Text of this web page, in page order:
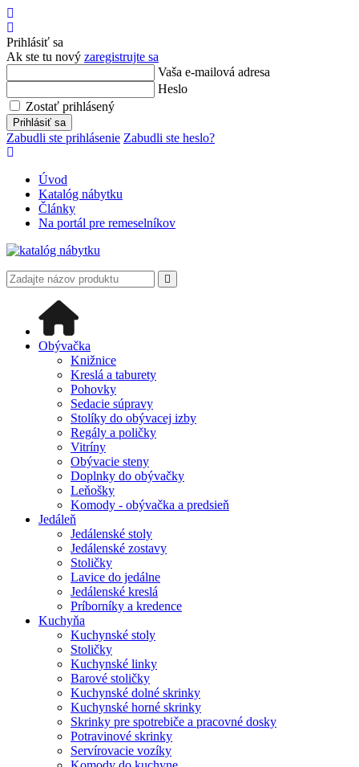
sa
Prihlásiť sa
Ak ste tu nový zaregistrujte sa
Vaša e-mailová adresa
Heslo
Zostať prihlásený
Prihlásiť sa
Zabudli ste prihlásenie Zabudli ste heslo?
Úvod
Katalóg nábytku
Články
Na portál pre remeselníkov
Obývačka
Knižnice
Kreslá a taburety
Pohovky
Sedacie súpravy
Stolíky do obývacej izby
Regály a poličky
Vitríny
Obývacie steny
Doplnky do obývačky
Leňošky
Komody - obývačka a predsieň
Jedáleň
Jedálenské stoly
Jedálenské zostavy
Stoličky
Lavice do jedálne
Jedálenské kreslá
Príborníky a kredence
Kuchyňa
Kuchynské stoly
Stoličky
Kuchynské linky
Barové stoličky
Kuchynské dolné skrinky
Kuchynské horné skrinky
Skrinky pre spotrebiče a pracovné dosky
Potravinové skrinky
Servírovacie vozíky